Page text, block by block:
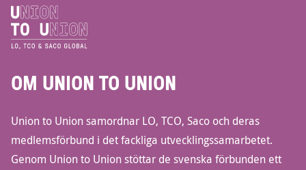
OM UNION TO UNION
Union to Union samordnar LO, TCO, Saco och deras
medlemsförbund i det fackliga utvecklingssamarbetet.
Genom Union to Union stöttar de svenska förbunden ett